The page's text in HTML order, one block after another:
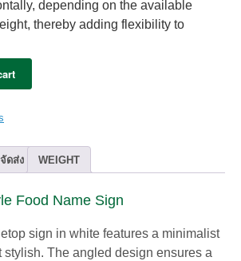
depending on the available
thereby adding flexibility to
ดส่ง WEIGHT
Food Name Sign
sign in white features a minimalist
stylish. The angled design ensures a